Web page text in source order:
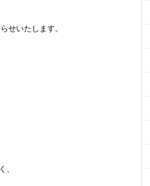
せいたします。
、